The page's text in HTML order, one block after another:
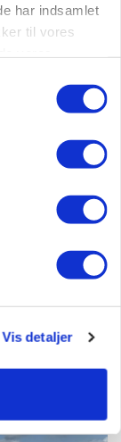
har indsamlet
til vores
Vis detaljer